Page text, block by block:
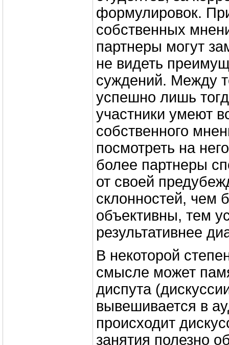
формулировок.
собственных
партнеры могут
не видеть
суждений. Между
успешно лишь
участники умеют
собственного
посмотреть на
более партнеры
от своей
склонностей, чем
объективны, тем
результативнее
В некоторой
смысле может
диспута
вывешивается в
происходит
занятия полезно